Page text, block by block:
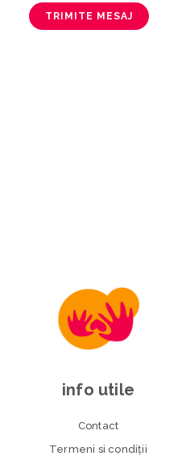
TRIMITE MESAJ
info utile
Contact
Termeni si condiţii